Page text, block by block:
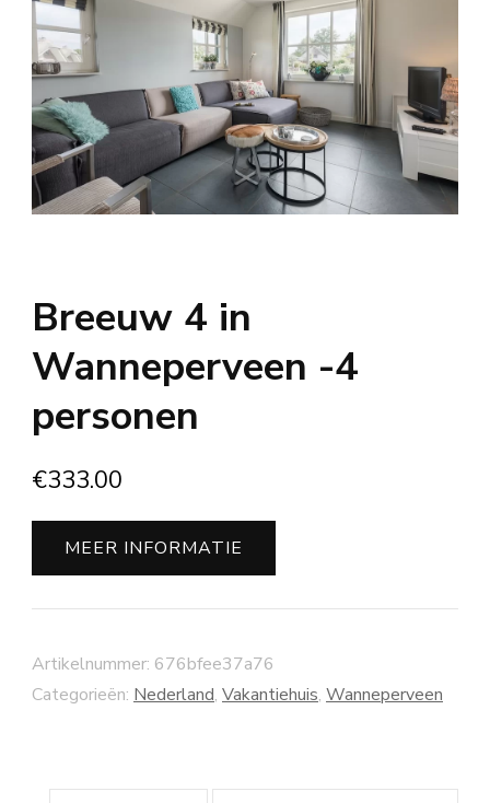
Breeuw 4 in
Wanneperveen -4
personen
€333.00
MEER INFORMATIE
Artikelnummer: 676bfee37a76
Categorieën: Nederland, Vakantiehuis, Wanneperveen